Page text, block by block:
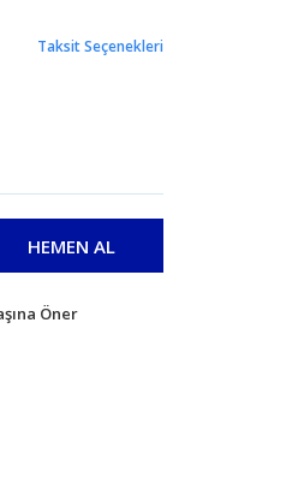
Taksit Seçenekleri
HEMEN AL
Öner